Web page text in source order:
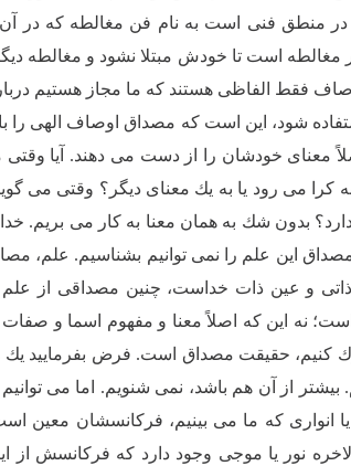
در منطق فنى است به نام فن مغالطه كه در
مغالطه است تا خودش مبتلا نشود و مغالطه
فقط الفاظى هستند كه ما مجاز هستیم درباره
شود، این است كه مصداق اوصاف الهى را
معناى خودشان را از دست مى دهند. آیا
كرا مى رود یا به یك معناى دیگر؟ وقتى مى
بدون شك به همان معنا به كار مى بریم.
این علم را نمى توانیم بشناسیم. علم،
و عین ذات خداست، چنین مصداقى از علم
نه این كه اصلاً معنا و مفهوم اسما و
كنیم، حقیقت مصداق است. فرض بفرمایید
بیشتر از آن هم باشد، نمى شنویم. اما مى
انوارى كه ما مى بینیم، فركانسشان معین
نور یا موجى وجود دارد كه فركانسش